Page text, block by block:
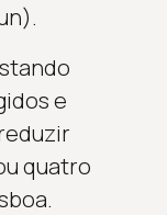
e
quatro